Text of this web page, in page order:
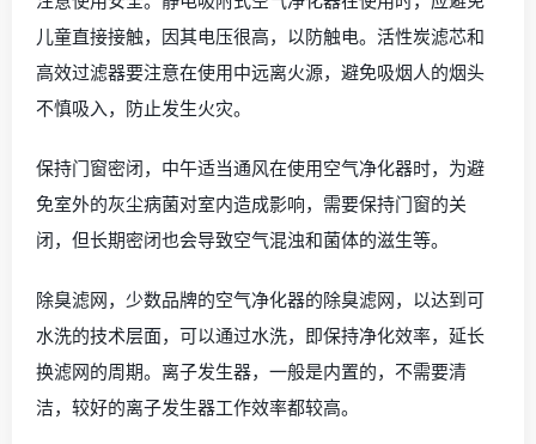
儿童直接接触，因其电压很高，以防触电。活性炭滤芯和
高效过滤器要注意在使用中远离火源，避免吸烟人的烟头
不慎吸入，防止发生火灾。
保持门窗密闭，中午适当通风在使用空气净化器时，为避
免室外的灰尘病菌对室内造成影响，需要保持门窗的关
闭，但长期密闭也会导致空气混浊和菌体的滋生等。
除臭滤网，少数品牌的空气净化器的除臭滤网，以达到可
水洗的技术层面，可以通过水洗，即保持净化效率，延长
换滤网的周期。离子发生器，一般是内置的，不需要清
洁，较好的离子发生器工作效率都较高。